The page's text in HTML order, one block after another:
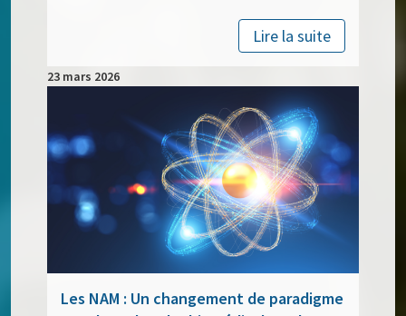
Lire la suite
23 mars 2026
Les NAM : Un changement de paradigme